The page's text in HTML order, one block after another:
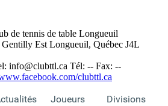
de tennis de table Longueuil
Gentilly Est Longueuil, Québec J4L
info@clubttl.ca Tél: -- Fax: --
clubttl.ca
Joueurs Divisions